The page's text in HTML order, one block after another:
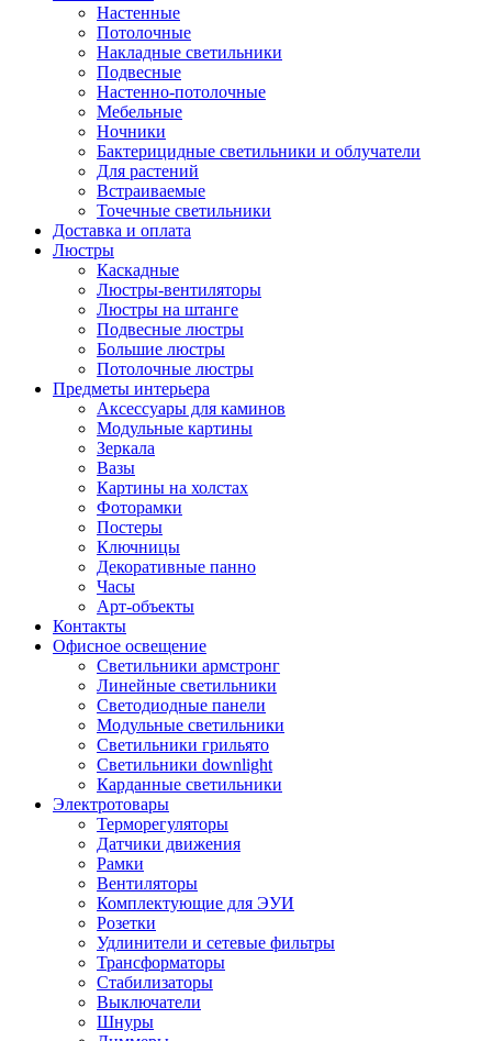
Настенные
Потолочные
Накладные светильники
Подвесные
Настенно-потолочные
Мебельные
Ночники
Бактерицидные светильники и облучатели
Для растений
Встраиваемые
Точечные светильники
Доставка и оплата
Люстры
Каскадные
Люстры-вентиляторы
Люстры на штанге
Подвесные люстры
Большие люстры
Потолочные люстры
Предметы интерьера
Аксессуары для каминов
Модульные картины
Зеркала
Вазы
Картины на холстах
Фоторамки
Постеры
Ключницы
Декоративные панно
Часы
Арт-объекты
Контакты
Офисное освещение
Светильники армстронг
Линейные светильники
Светодиодные панели
Модульные светильники
Светильники грильято
Светильники downlight
Карданные светильники
Электротовары
Терморегуляторы
Датчики движения
Рамки
Вентиляторы
Комплектующие для ЭУИ
Розетки
Удлинители и сетевые фильтры
Трансформаторы
Стабилизаторы
Выключатели
Шнуры